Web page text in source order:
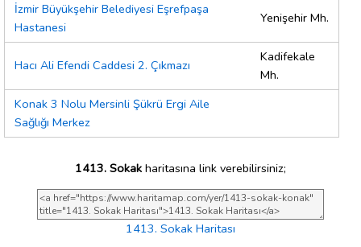
İzmir Büyükşehir Belediyesi Eşrefpaşa
Hastanesi
Yenişehir Mh.
Hacı Ali Efendi Caddesi 2. Çıkmazı
Kadifekale
Mh.
Konak 3 Nolu Mersinli Şükrü Ergi Aile
Sağlığı Merkez
1413. Sokak haritasına link verebilirsiniz;
1413. Sokak Haritası